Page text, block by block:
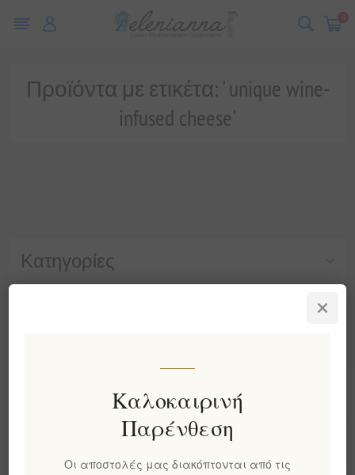
0
Κατηγορίες
Προϊόντα με ετικέτα: ' unique wine-
infused cheese'
Πληροφορίες
Ο λογαριασμός μου
Καλοκαιρινή
Παρένθεση
Οι αποστολές μας διακόπτονται από τις